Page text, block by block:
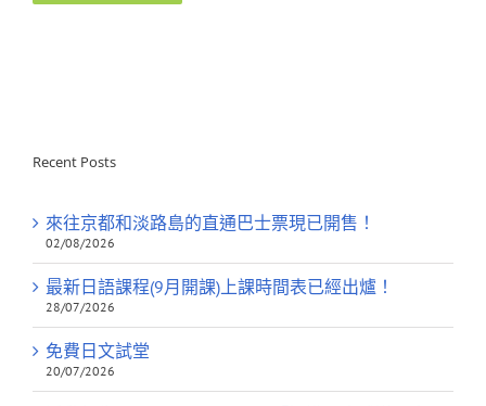
Recent Posts
來往京都和淡路島的直通巴士票現已開售！
02/08/2026
最新日語課程(9月開課)上課時間表已經出爐！
28/07/2026
免費日文試堂
20/07/2026